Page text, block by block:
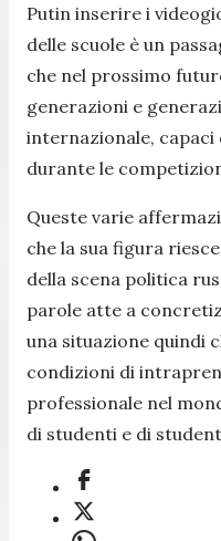
Putin inserire i
delle scuole è un
che nel prossimo
generazioni e
internazionale,
durante le
Queste varie
che la sua figura
della scena politica
parole atte a
una situazione quindi
condizioni di
professionale nel
di studenti e di